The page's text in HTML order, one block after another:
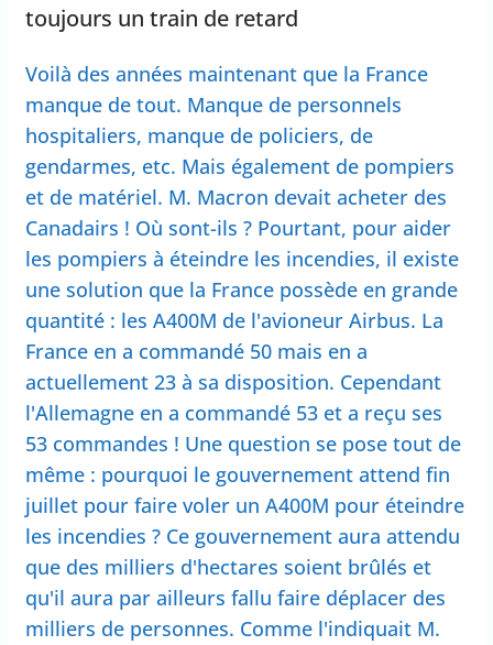
toujours un train de retard
Voilà des années maintenant que la France
manque de tout. Manque de personnels
hospitaliers, manque de policiers, de
gendarmes, etc. Mais également de pompiers
et de matériel. M. Macron devait acheter des
Canadairs ! Où sont-ils ? Pourtant, pour aider
les pompiers à éteindre les incendies, il existe
une solution que la France possède en grande
quantité : les A400M de l'avioneur Airbus. La
France en a commandé 50 mais en a
actuellement 23 à sa disposition. Cependant
l'Allemagne en a commandé 53 et a reçu ses
53 commandes ! Une question se pose tout de
même : pourquoi le gouvernement attend fin
juillet pour faire voler un A400M pour éteindre
les incendies ? Ce gouvernement aura attendu
que des milliers d'hectares soient brûlés et
qu'il aura par ailleurs fallu faire déplacer des
milliers de personnes. Comme l'indiquait M.